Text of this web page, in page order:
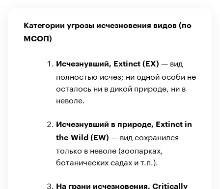
Категории угрозы исчезновения видов (по
МСОП)
Исчезнувший, Extinct (EX) — вид
полностью исчез; ни одной особи не
осталось ни в дикой природе, ни в
неволе.
Исчезнувший в природе, Extinct in
the Wild (EW) — вид сохранился
только в неволе (зоопарках,
ботанических садах и т.п.).
На грани исчезновения, Critically